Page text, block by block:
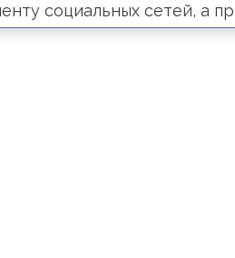
социальных сетей, а